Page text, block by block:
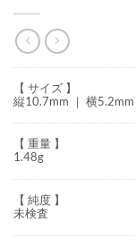
【 サイズ 】
縦10.7mm ｜ 横
【 重量 】
1.48g
【 純度 】
未検査